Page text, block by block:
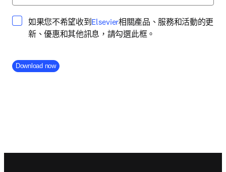
如果您不希望收到 Elsevieropens in new tab/window
相關產品、服務和活動的更
新、優惠和其他訊息，請勾選此框。
Company Division
Download now